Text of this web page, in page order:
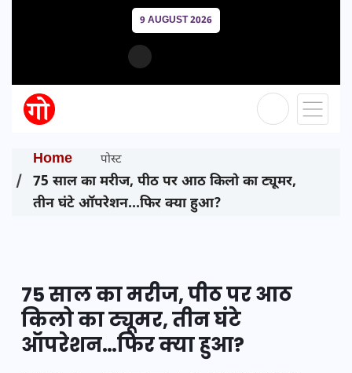
9 AUGUST 2026
Home पोस्ट
75 साल का मरीज, पीठ पर आठ किलो का ट्यूमर,
तीन घंटे ऑपरेशन…फिर क्या हुआ?
75 साल का मरीज, पीठ पर आठ
किलो का ट्यूमर, तीन घंटे
ऑपरेशन…फिर क्या हुआ?